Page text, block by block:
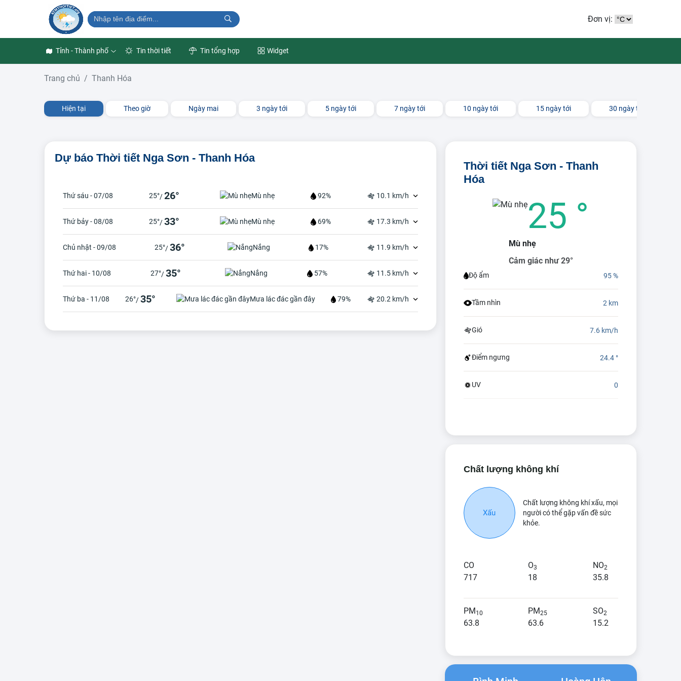
Đơn vị:
Tỉnh - Thành phố Tin thời tiết Tin tổng hợp Widget
Trang chủ Thanh Hóa
Hiện tại Theo giờ Ngày mai 3 ngày tới 5 ngày tới 7 ngày tới 10 ngày tới 15 ngày tới 30 ngày tới
Dự báo Thời tiết Nga Sơn - Thanh Hóa
Thứ sáu - 07/08 25°/26° Mù nhẹ 92% 10.1 km/h
Thứ bảy - 08/08 25°/33° Mù nhẹ 69% 17.3 km/h
Chủ nhật - 09/08 25°/36° Nắng 17% 11.9 km/h
Thứ hai - 10/08 27°/35° Nắng 57% 11.5 km/h
Thứ ba - 11/08 26°/35° Mưa lác đác gần đây 79% 20.2 km/h
Thời tiết Nga Sơn - Thanh
Hóa
25 °
Mù nhẹ
Cảm giác như 29°
Độ ẩm 95 %
Tầm nhìn 2 km
Gió 7.6 km/h
Điểm ngưng 24.4 °
UV 0
Chất lượng không khí
Xấu
Chất lượng không khí xấu, mọi
người có thể gặp vấn đề sức
khỏe.
CO
717
O3
18
NO2
35.8
PM10
63.8
PM25
63.6
SO2
15.2